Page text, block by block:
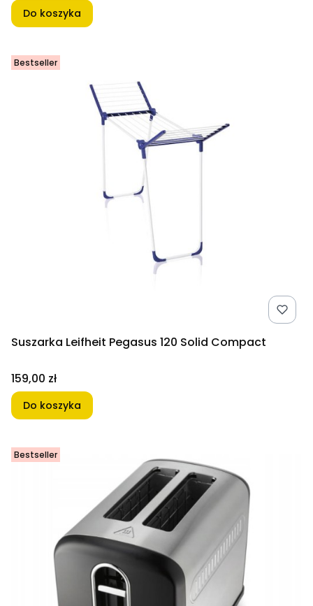
Do koszyka
Bestseller
Suszarka Leifheit Pegasus 120 Solid Compact
Cena
159,00 zł
Do koszyka
Bestseller